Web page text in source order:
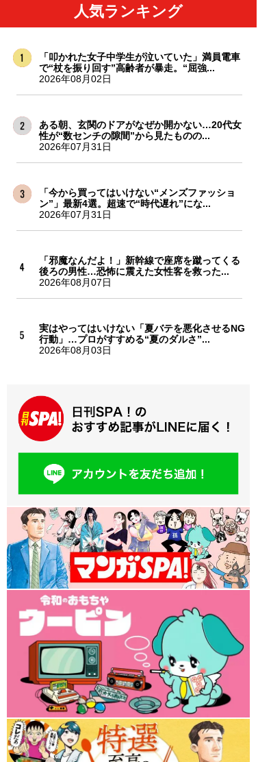
人気ランキング
「叩かれた女子中学生が泣いていた」満員電車
で“杖を振り回す”高齢者が暴走。“屈強...
2026年08月02日
ある朝、玄関のドアがなぜか開かない…20代女
性が“数センチの隙間”から見たものの...
2026年07月31日
「今から買ってはいけない“メンズファッショ
ン”」最新4選。超速で“時代遅れ”にな...
2026年07月31日
「邪魔なんだよ！」新幹線で座席を蹴ってくる
後ろの男性…恐怖に震えた女性客を救った...
2026年08月07日
実はやってはいけない「夏バテを悪化させるNG
行動」…プロがすすめる“夏のダルさ”...
2026年08月03日